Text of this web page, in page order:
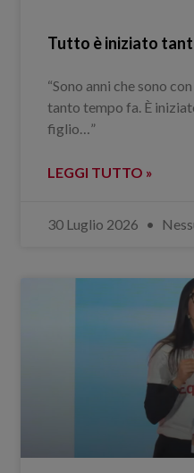
Tutto è iniziato
“Sono anni che sono
tanto tempo fa. È
figlio…”
LEGGI TUTTO »
30 Luglio 2026